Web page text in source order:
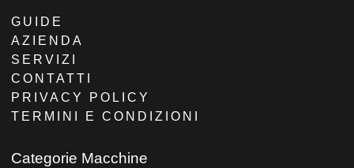
GUIDE
AZIENDA
SERVIZI
CONTATTI
PRIVACY POLICY
TERMINI E CONDIZIONI
Categorie Macchine